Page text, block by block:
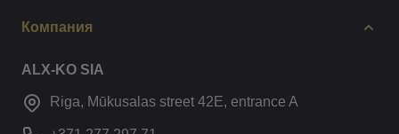
Компания
ALX-KO SIA
Riga, Mūkusalas street 42E, entrance A